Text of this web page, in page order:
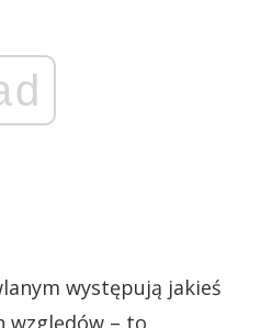
występują jakieś
względów – to